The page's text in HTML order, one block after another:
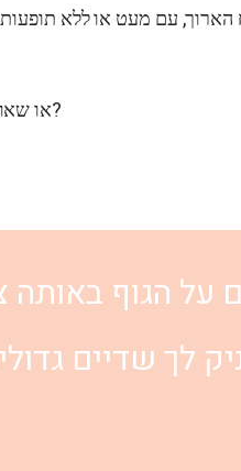
או שאולי לא?
על הגוף באותה
לך שדיים